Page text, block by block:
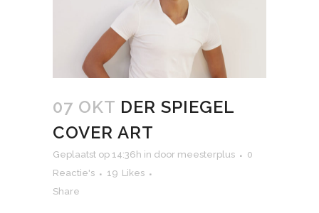
07 OKT DER SPIEGEL
COVER ART
Geplaatst op 14:36h in door meesterplus
0
Reactie's
19 Likes
Share